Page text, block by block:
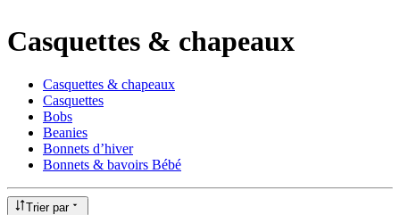
Casquettes & chapeaux
Casquettes & chapeaux
Casquettes
Bobs
Beanies
Bonnets d’hiver
Bonnets & bavoirs Bébé
Trier par